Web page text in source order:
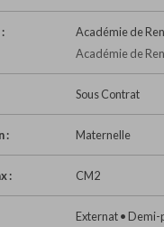
Académie de
Académie de
Sous Contrat
: Maternelle
: CM2
Externat • Demi-